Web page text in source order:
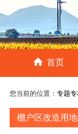
首页
您当前的位置： 专题
棚户区改造用